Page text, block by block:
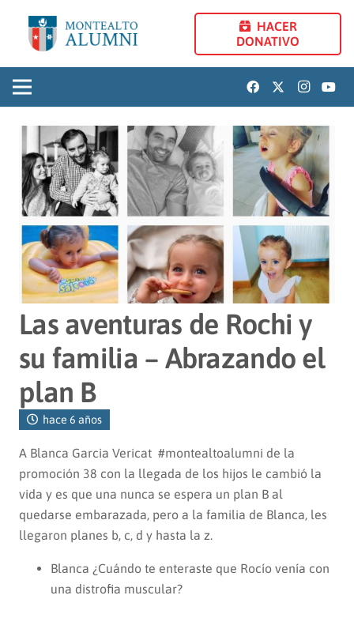
HACER
DONATIVO
Las aventuras de Rochi y
su familia – Abrazando el
plan B
hace 6 años
A Blanca Garcia Vericat #montealtoalumni de la
promoción 38 con la llegada de los hijos le cambió la
vida y es que una nunca se espera un plan B al
quedarse embarazada, pero a la familia de Blanca, les
llegaron planes b, c, d y hasta la z.
Blanca ¿Cuándo te enteraste que Rocío venía con
una distrofia muscular?